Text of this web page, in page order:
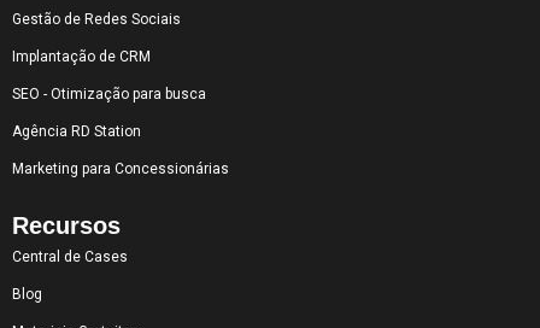
Gestão de Redes Sociais
Implantação de CRM
SEO - Otimização para busca
Agência RD Station
Marketing para Concessionárias
Recursos
Central de Cases
Blog